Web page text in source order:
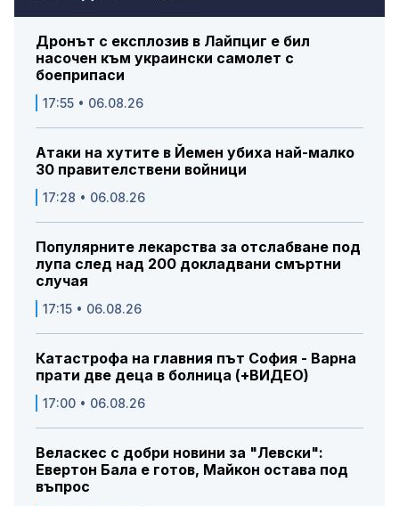
Дронът с експлозив в Лайпциг е бил
насочен към украински самолет с
боеприпаси
17:55 • 06.08.26
Атаки на хутите в Йемен убиха най-малко
30 правителствени войници
17:28 • 06.08.26
Популярните лекарства за отслабване под
лупа след над 200 докладвани смъртни
случая
17:15 • 06.08.26
Катастрофа на главния път София - Варна
прати две деца в болница (+ВИДЕО)
17:00 • 06.08.26
Веласкес с добри новини за "Левски":
Евертон Бала е готов, Майкон остава под
въпрос